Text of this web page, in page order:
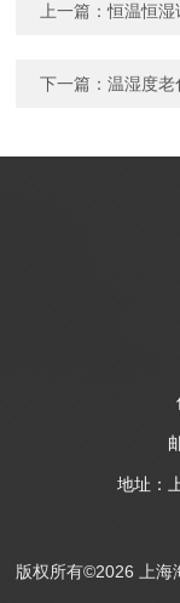
上一篇：恒温恒湿
下一篇：温湿度老
地址：
版权所有©2026 上